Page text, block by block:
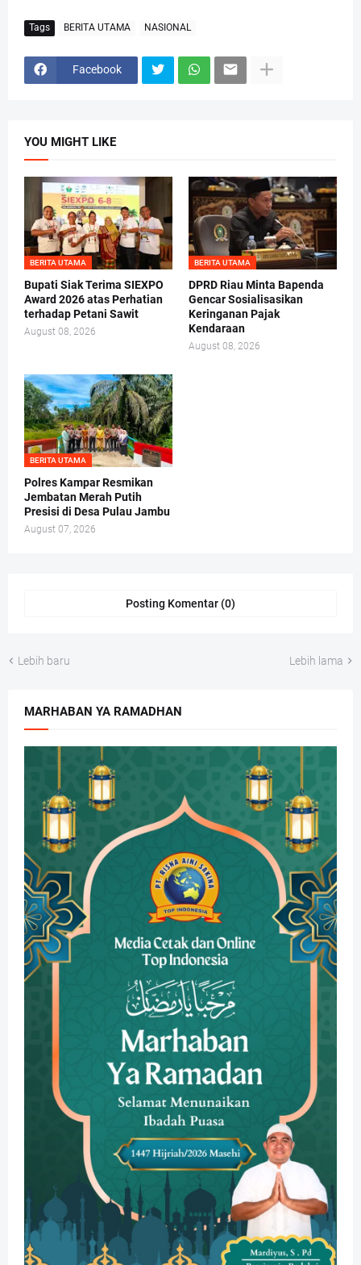
Tags BERITA UTAMA NASIONAL
Facebook
YOU MIGHT LIKE
BERITA UTAMA
Bupati Siak Terima SIEXPO
Award 2026 atas Perhatian
terhadap Petani Sawit
August 08, 2026
BERITA UTAMA
DPRD Riau Minta Bapenda
Gencar Sosialisasikan
Keringanan Pajak
Kendaraan
August 08, 2026
BERITA UTAMA
Polres Kampar Resmikan
Jembatan Merah Putih
Presisi di Desa Pulau Jambu
August 07, 2026
Posting Komentar (0)
Lebih baru Lebih lama
MARHABAN YA RAMADHAN